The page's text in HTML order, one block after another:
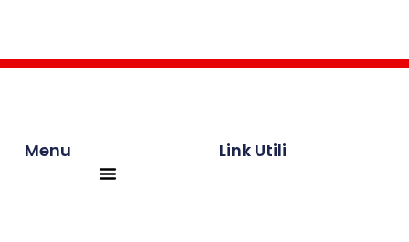
Menu Link Utili